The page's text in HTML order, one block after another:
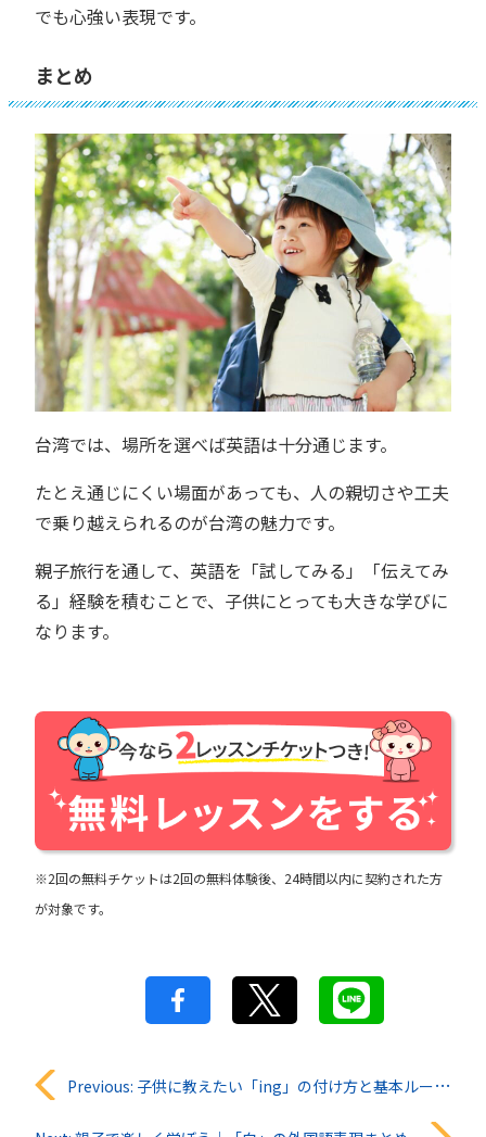
でも心強い表現です。
まとめ
台湾では、場所を選べば英語は十分通じます。
たとえ通じにくい場面があっても、人の親切さや工夫
で乗り越えられるのが台湾の魅力です。
親子旅行を通して、英語を「試してみる」「伝えてみ
る」経験を積むことで、子供にとっても大きな学びに
なります。
※2回の無料チケットは2回の無料体験後、24時間以内に契約された方
が対象です。
投 Previous: 子供に教えたい「ing」の付け方と基本ルールを解説